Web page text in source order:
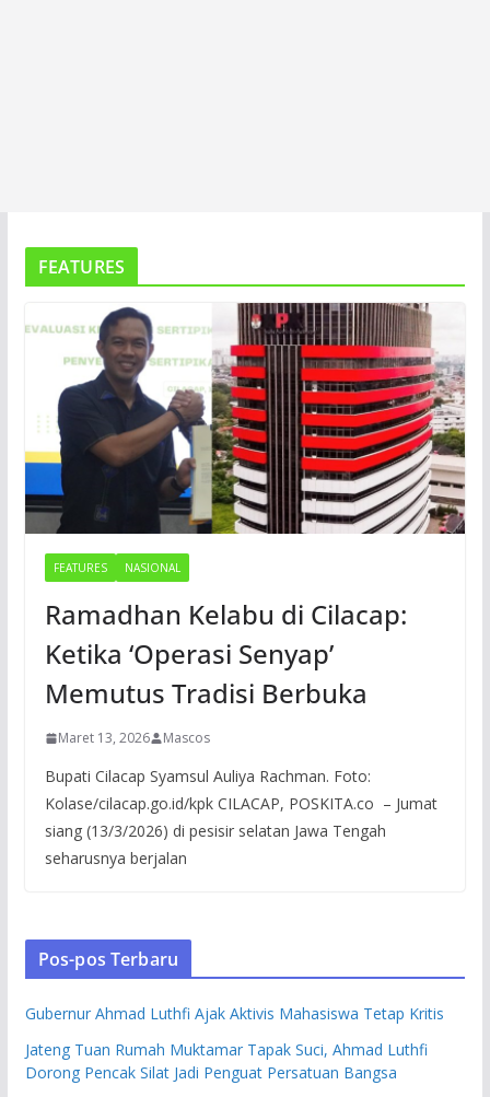
FEATURES
FEATURES NASIONAL
Ramadhan Kelabu di Cilacap:
Ketika ‘Operasi Senyap’
Memutus Tradisi Berbuka
Maret 13, 2026 Mascos
Bupati Cilacap Syamsul Auliya Rachman. Foto:
Kolase/cilacap.go.id/kpk CILACAP, POSKITA.co – Jumat
siang (13/3/2026) di pesisir selatan Jawa Tengah
seharusnya berjalan
Pos-pos Terbaru
Gubernur Ahmad Luthfi Ajak Aktivis Mahasiswa Tetap Kritis
Jateng Tuan Rumah Muktamar Tapak Suci, Ahmad Luthfi
Dorong Pencak Silat Jadi Penguat Persatuan Bangsa